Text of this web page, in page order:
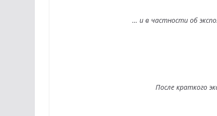
… и в частности об
После краткого